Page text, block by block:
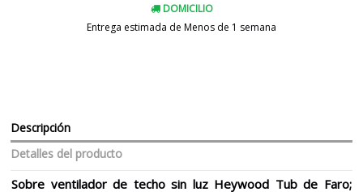
DOMICILIO
Entrega estimada de Menos de 1 semana
Descripción
Detalles del producto
Sobre ventilador de techo sin luz Heywood Tub de Faro;